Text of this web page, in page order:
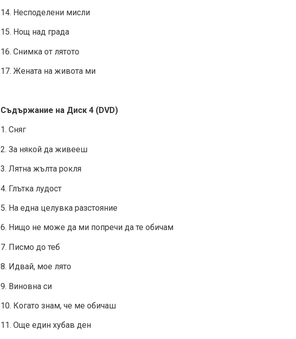
14. Несподелени мисли
15. Нощ над града
16. Снимка от лятото
17. Жената на живота ми
Съдържание на Диск 4 (DVD)
1. Сняг
2. За някой да живееш
3. Лятна жълта рокля
4. Глътка лудост
5. На една целувка разстояние
6. Нищо не може да ми попречи да те обичам
7. Писмо до теб
8. Идвай, мое лято
9. Виновна си
10. Когато знам, че ме обичаш
11. Още един хубав ден